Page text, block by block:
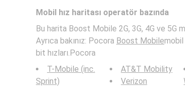
Mobil hız haritası operatör bazında
Bu harita Boost Mobile 2G, 3G, 4G ve 5G
Ayrıca bakınız: Pocora Boost Mobilemobil
bit hızları.Pocora
T-Mobile (inc.
Sprint)
AT&T Mobility
Verizon